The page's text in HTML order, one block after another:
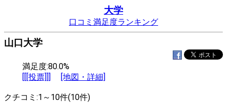
大学
口コミ満足度ランキング
山口大学
満足度:80.0%
[[[投票]]]
[地図・詳細]
クチコミ:1～10件(10件)